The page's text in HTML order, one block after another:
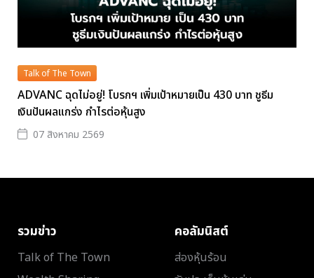
Talk of The Town
ADVANC ฉุดไม่อยู่! โบรกฯ เพิ่มเป้าหมายเป็น 430 บาท ชูธีม
เงินปันผลแกร่ง กำไรต่อหุ้นสูง
07 สิงหาคม 2569
รวมข่าว
Talk of The Town
คอลัมนิสต์
ส่องหุ้นร้อน